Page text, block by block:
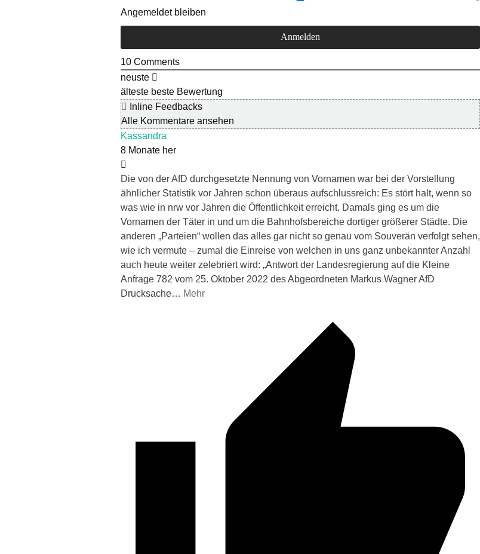
Angemeldet bleiben
10 Comments
neuste
älteste beste Bewertung
Inline Feedbacks
Alle Kommentare ansehen
Kassandra
8 Monate her
Die von der AfD durchgesetzte Nennung von Vornamen war bei der Vorstellung
ähnlicher Statistik vor Jahren schon überaus aufschlussreich: Es stört halt, wenn so
was wie in nrw vor Jahren die Öffentlichkeit erreicht. Damals ging es um die
Vornamen der Täter in und um die Bahnhofsbereiche dortiger größerer Städte. Die
anderen „Parteien“ wollen das alles gar nicht so genau vom Souverän verfolgt sehen,
wie ich vermute – zumal die Einreise von welchen in uns ganz unbekannter Anzahl
auch heute weiter zelebriert wird: „Antwort der Landesregierung auf die Kleine
Anfrage 782 vom 25. Oktober 2022 des Abgeordneten Markus Wagner AfD
Drucksache… Mehr